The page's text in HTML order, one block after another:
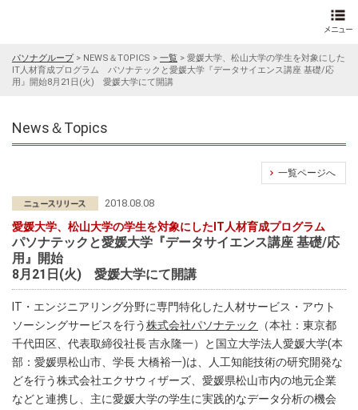
パソナグループ> NEWS＆TOPICS > 一覧 > 愛媛大学、松山大学の学生を対象にした
IT人材育成プログラム パソナテックと愛媛大学『データサイエンス講座 基礎/応
用』開始8月21日(火) 愛媛大学にて開講
News＆Topics
一覧ページへ
2018.08.08
愛媛大学、松山大学の学生を対象にしたIT人材育成プログラム
パソナテックと愛媛大学『データサイエンス講座 基礎/応
用』開始
8月21日(火) 愛媛大学にて開講
IT・エンジニアリング分野に専門特化した人材サービス・アウト
ソーシングサービスを行う株式会社パソナテック
（本社：東京都
千代田区、代表取締役社長 吉永隆一）と国立大学法人愛媛大学(本
部：愛媛県松山市、学長 大橋裕一)は、人工知能技術の研究開発な
どを行う株式会社エクサウィザーズ、愛媛県松山市内の地元企業
などと連携し、主に愛媛大学の学生に実践的なデータ分析の機会